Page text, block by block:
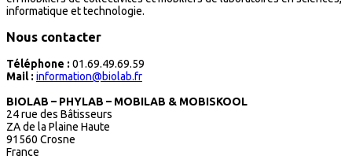
informatique et technologie.
Nous contacter
Téléphone : 01.69.49.69.59
Mail : information@biolab.fr
BIOLAB – PHYLAB – MOBILAB & MOBISKOOL
24 rue des Bâtisseurs
ZA de la Plaine Haute
91560 Crosne
France